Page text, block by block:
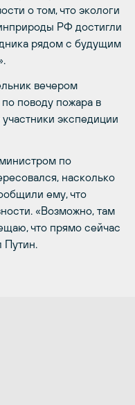
о том, что экологи
РФ достигли
рядом с будущим
вечером
поводу пожара в
экспедиции
по
насколько
ему, что
«Возможно, там
что прямо сейчас
Путин.